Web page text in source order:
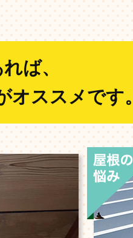
ば、
オススメです。